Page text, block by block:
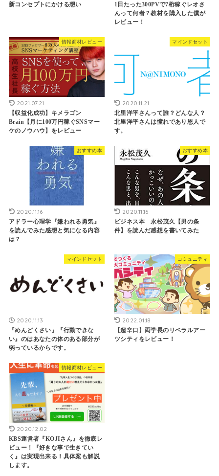
新コンセプトにかける想い
1日たった300PVで7桁稼ぐレオさ
んって何者？教材を購入した僕が
レビュー！
情報商材レビュー
2021.07.21
【収益化成功】キメラゴン
Brain【月に100万円稼ぐSNSマー
ケのノウハウ】をレビュー
マインドセット
2020.11.21
北里洋平さんって誰？どんな人？
北里洋平さんは憧れであり恩人で
す。
おすすめ本
2020.11.16
アドラー心理学『嫌われる勇気』
を読んでみた感想と気になる内容
は？
おすすめ本
2020.11.16
ビジネス本 永松茂久【男の条
件】を読んだ感想を書いてみた
マインドセット
2020.11.13
『めんどくさい』『行動できな
い』のはあなたの体のある部分が
弱っているからです。
コミュニティ
2022.01.18
【超辛口】両学長のリベラルアー
ツシティをレビュー！
情報商材レビュー
2020.12.02
KBS運営者『KOJIさん』を徹底レ
ビュー！『好きな事で生きてい
く』は実現出来る！具体案も解説
します。